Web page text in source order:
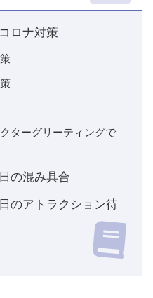
ロナ対策
ターグリーティングで
の混み具合
のアトラクション待